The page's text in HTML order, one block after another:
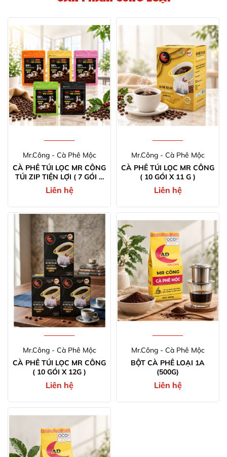
Mr.Công - Cà Phê Mộc
CÀ PHÊ TÚI LỌC MR CÔNG
TÚI ZIP TIỆN LỢI ( 7 GÓI X
11 G )
Liên hệ
Mr.Công - Cà Phê Mộc
CÀ PHÊ TÚI LỌC MR CÔNG
( 10 GÓI X 11 G )
Liên hệ
Mr.Công - Cà Phê Mộc
CÀ PHÊ TÚI LỌC MR CÔNG
( 10 GÓI X 12G )
Liên hệ
Mr.Công - Cà Phê Mộc
BỘT CÀ PHÊ LOẠI 1A
(500G)
Liên hệ